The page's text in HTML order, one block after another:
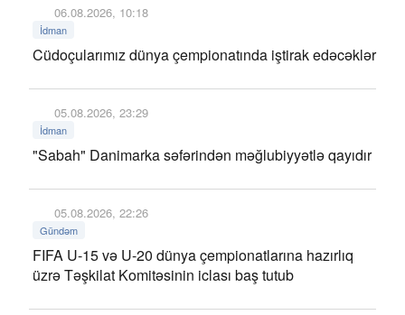
06.08.2026, 10:18
İdman
Cüdoçularımız dünya çempionatında iştirak edəcəklər
05.08.2026, 23:29
İdman
"Sabah" Danimarka səfərindən məğlubiyyətlə qayıdır
05.08.2026, 22:26
Gündəm
FIFA U-15 və U-20 dünya çempionatlarına hazırlıq
üzrə Təşkilat Komitəsinin iclası baş tutub